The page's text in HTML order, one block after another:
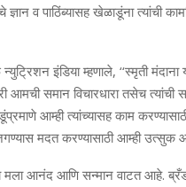
व पाठिंब्यासह खेळाडूंना त्यांची
इंडिया म्हणाले, ‘‘स्मृती मंदाना
आमची समान विचारधारा तसेच
आम्ही त्यांच्यासह काम
जगण्यास मदत करण्यासाठी आम्ही उत्सुक
मला आनंद आणि सन्मान वाटत आहे.